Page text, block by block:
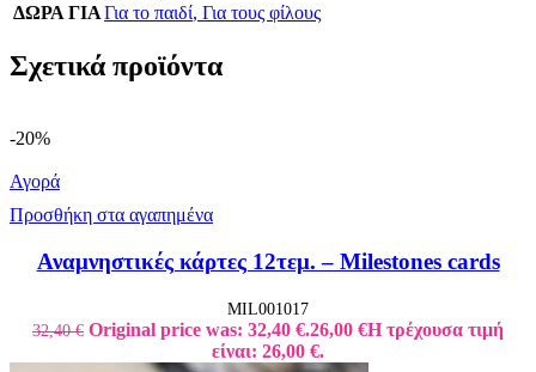
ΔΩΡΑ ΓΙΑΓια το παιδί, Για τους φίλους
Σχετικά προϊόντα
-20%
Αγορά
Προσθήκη στα αγαπημένα
Αναμνηστικές κάρτες 12τεμ. – Milestones cards
MIL001017
32,40€ Original price was: 32,40 €.26,00 €Η τρέχουσα τιμή
είναι: 26,00 €.